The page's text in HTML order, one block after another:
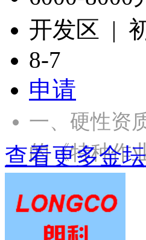
开发区 |
8-7
申请
一、硬性资
的《特种作
查看更多金